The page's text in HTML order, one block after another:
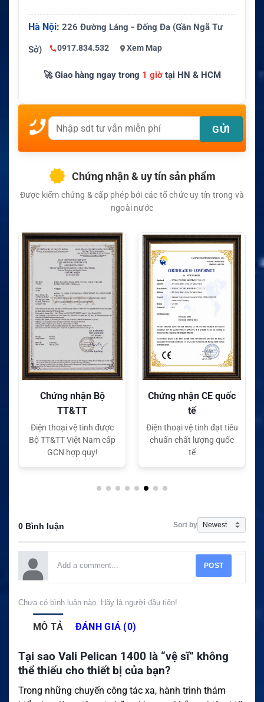
Hà Nội: 226 Đường Láng - Đống Đa (Gần Ngã Tư
Sở) 0917.834.532 Xem Map
🚀 Giao hàng ngay trong 1 giờtại HN & HCM
Chứng nhận & uy tín sản phẩm
Được kiểm chứng & cấp phép bởi các tổ chức uy tín trong và
ngoài nước
Chứng nhận Bộ
TT&TT
Điện thoại vệ tinh được
Bộ TT&TT Việt Nam cấp
GCN hợp quy!
Chứng nhận CE quốc
tế
Điện thoại vệ tinh đạt tiêu
chuẩn chất lượng quốc
tế
0 Bình luận Sort by
POST
Chưa có bình luận nào. Hãy là người đầu tiên!
MÔ TẢ ĐÁNH GIÁ (0)
Tại sao Vali Pelican 1400 là “vệ sĩ” không
thể thiếu cho thiết bị của bạn?
Trong những chuyến công tác xa, hành trình thám